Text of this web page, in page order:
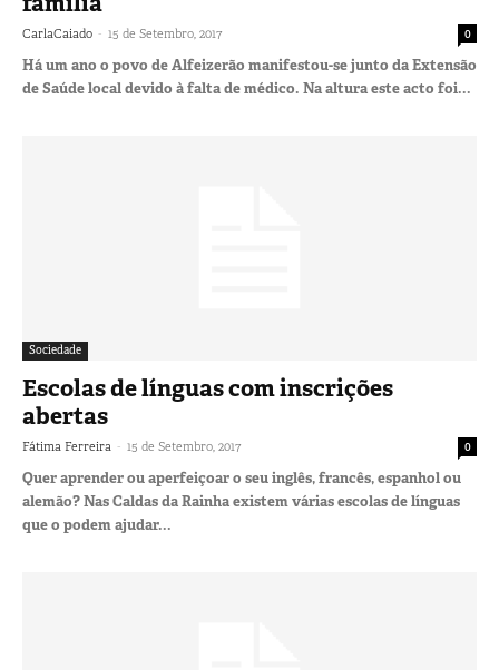
CarlaCaiado - 15 de Setembro, 2017 0
Há um ano o povo de Alfeizerão manifestou-se junto da Extensão
de Saúde local devido à falta de médico. Na altura este acto foi...
Sociedade
Escolas de línguas com inscrições
abertas
Fátima Ferreira - 15 de Setembro, 2017 0
Quer aprender ou aperfeiçoar o seu inglês, francês, espanhol ou
alemão? Nas Caldas da Rainha existem várias escolas de línguas
que o podem ajudar...